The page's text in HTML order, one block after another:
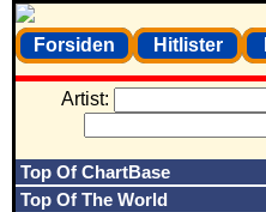
Forsiden Hitlister
Artist:
Top Of ChartBase
Top Of The World